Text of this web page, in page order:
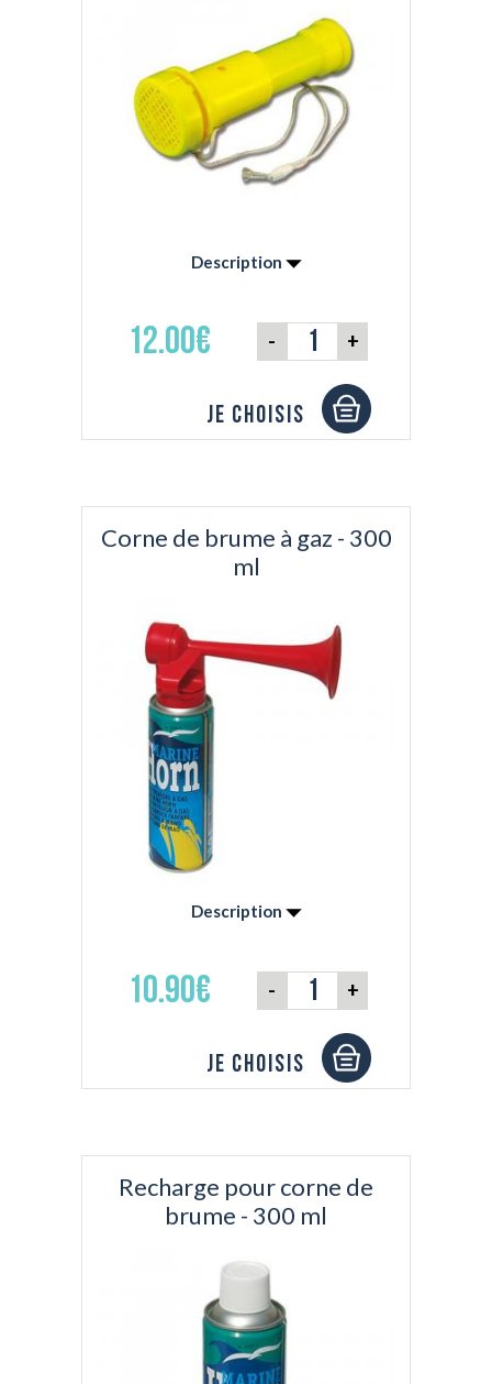
Description
membrane - Flottante
12.00€ - +
Je choisis
Corne de brume à gaz - 300
ml
Description
10.90€ - +
Je choisis
Recharge pour corne de
brume - 300 ml